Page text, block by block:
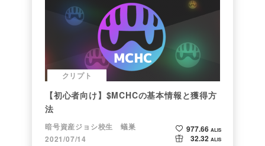
クリプト
【初心者向け】$MCHCの基本情報と獲得方
法
暗号資産ジョシ校生 蟻巣
2021/07/14
977.66 ALIS
32.32 ALIS